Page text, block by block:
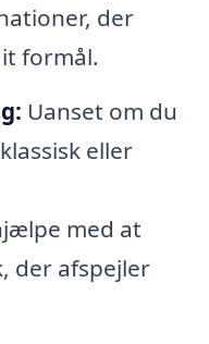
der
formål.
Uanset om du
eller
med at
der afspejler